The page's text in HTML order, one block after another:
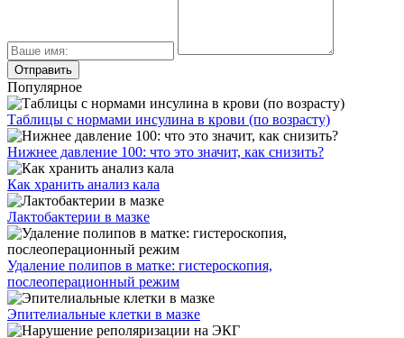
Популярное
Таблицы с нормами инсулина в крови (по возрасту)
Нижнее давление 100: что это значит, как снизить?
Как хранить анализ кала
Лактобактерии в мазке
Удаление полипов в матке: гистероскопия,
послеоперационный режим
Эпителиальные клетки в мазке